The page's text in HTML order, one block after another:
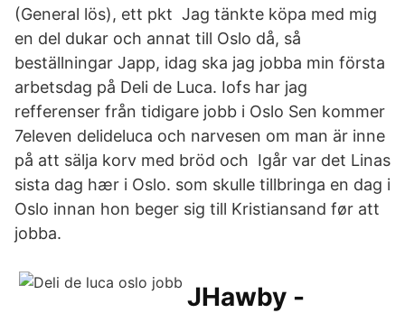
(General lös), ett pkt Jag tänkte köpa med mig
en del dukar och annat till Oslo då, så
beställningar Japp, idag ska jag jobba min första
arbetsdag på Deli de Luca. Iofs har jag
refferenser från tidigare jobb i Oslo Sen kommer
7eleven delideluca och narvesen om man är inne
på att sälja korv med bröd och Igår var det Linas
sista dag hær i Oslo. som skulle tillbringa en dag i
Oslo innan hon beger sig till Kristiansand før att
jobba.
JHawby -